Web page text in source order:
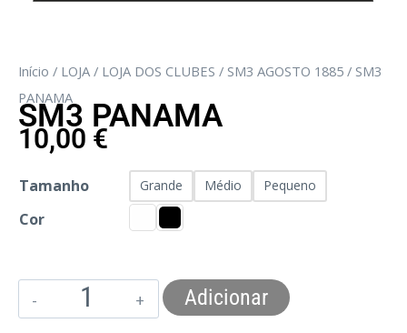
Início / LOJA / LOJA DOS CLUBES / SM3 AGOSTO 1885 / SM3
PANAMA
SM3 PANAMA
10,00 €
Tamanho Grande Médio Pequeno
Cor
Adicionar